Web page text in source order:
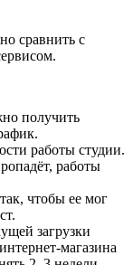
сравнить с
получить
работы студии.
работы
чтобы ее мог
загрузки
магазина